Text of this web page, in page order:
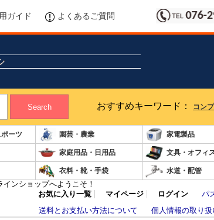
ガイド よくあるご質問
Search おすすめキーワード： コン
ーツ 園芸・農業 家電製品
家庭用品・日用品 文具・オフィ
衣料・靴・手袋 水道・配管
ンショップへようこそ！
お気に入り一覧
マイページ ログイン
パ
送料とお支払い方法について
個人情報の取り扱